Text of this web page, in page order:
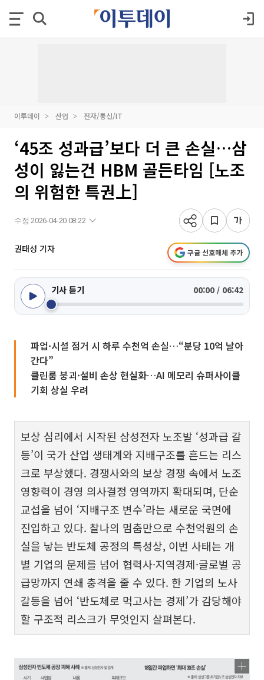
이투데이 산업 전자/통신/IT
‘45조 성과급’보다 더 큰 손실…삼
성이 잃는건 HBM 골든타임 [노조
의 위험한 특권上]
수정 2026-04-20 08:22
권태성 기자 구글 선호매체 추가
기사 듣기 00:00 / 06:42
파업·시설 점거 시 하루 수천억 손실…“분당 10억 날아
간다”
클린룸 붕괴·설비 손상 현실화…AI 메모리 슈퍼사이클
기회 상실 우려
보상 심리에서 시작된 삼성전자 노조발 ‘성과급 갈
등’이 국가 산업 생태계와 지배구조를 흔드는 리스
크로 부상했다. 경쟁사와의 보상 경쟁 속에서 노조
영향력이 경영 의사결정 영역까지 확대되며, 단순
교섭을 넘어 ‘지배구조 변수’라는 새로운 국면에
진입하고 있다. 찰나의 멈춤만으로 수천억원의 손
실을 낳는 반도체 공정의 특성상, 이번 사태는 개
별 기업의 문제를 넘어 협력사·지역경제·글로벌 공
급망까지 연쇄 충격을 줄 수 있다. 한 기업의 노사
갈등을 넘어 ‘반도체로 먹고사는 경제’가 감당해야
할 구조적 리스크가 무엇인지 살펴본다.